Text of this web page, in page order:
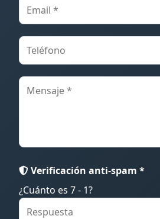
Verificación anti-spam *
¿Cuánto es 7 - 1?